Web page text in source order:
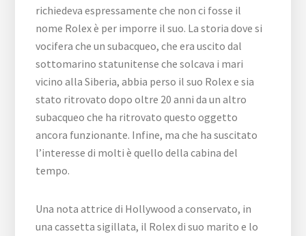
richiedeva espressamente che non ci fosse il
nome Rolex è per imporre il suo. La storia dove si
vocifera che un subacqueo, che era uscito dal
sottomarino statunitense che solcava i mari
vicino alla Siberia, abbia perso il suo Rolex e sia
stato ritrovato dopo oltre 20 anni da un altro
subacqueo che ha ritrovato questo oggetto
ancora funzionante. Infine, ma che ha suscitato
l’interesse di molti è quello della cabina del
tempo.
Una nota attrice di Hollywood a conservato, in
una cassetta sigillata, il Rolex di suo marito e lo